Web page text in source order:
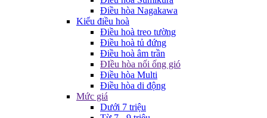
Điều hòa Nagakawa
Kiểu điều hoà
Điều hoà treo tường
Điều hoà tủ đứng
Điều hoà âm trần
ĐIều hòa nối ống gió
Điều hòa Multi
Điều hòa di động
Mức giá
Dưới 7 triệu